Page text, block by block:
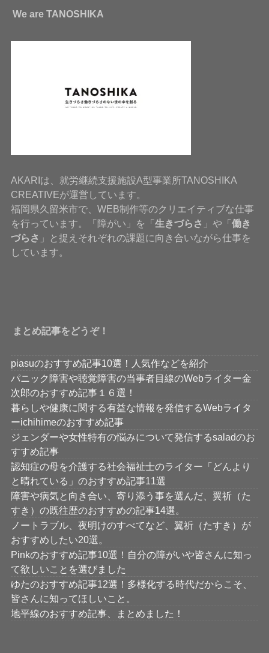
We are TANOSHIKA
AKARIは、就労継続支援施設A型事業所TANOSHIKA
CREATIVEが運営しています。
福岡県久留米市で、WEB制作等のクリエイティブな仕事
を行っています。「障がい」を「生きづらさ 」や「働き
づらさ 」と捉えそれぞれの課題に向き合いながら仕事を
しています。
まとめ記事をどうぞ！
piasuのおすすめ記事10選！人気作などを紹介
パニック障害や聴覚障害の当事者目線のWebライター金
次郎のおすすめ記事１６選！
暮らしや健康に関する有益な情報を発信するWebライタ
ーichihimeのおすすめ記事
ジェンダーや女性特有の悩みについて発信するsaladのお
すすめ記事
認知症の母を介護する社会福祉士のライター「どんより
と晴れている」のおすすめ記事11選
障害や病気と向き合い、寄り添う事を選んだ、翼祈（た
すき）の既往歴のおすすめの記事14選。
ノートラブル、夜明けのすべてなど、翼祈（たすき）が
おすすめしたい20選。
Pinkのおすすめ記事10選！自分の障がいや皆さんに知っ
て欲しいことを選びました
ゆたのおすすめ記事12選！多様化する時代だからこそ、
皆さんに知ってほしいこと。
地平線のおすすめ記事、まとめました！